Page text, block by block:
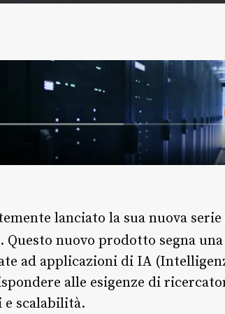
lanciato la sua nuova
. Questo nuovo prodotto segna
ad applicazioni di IA
alle esigenze di
e scalabilità.